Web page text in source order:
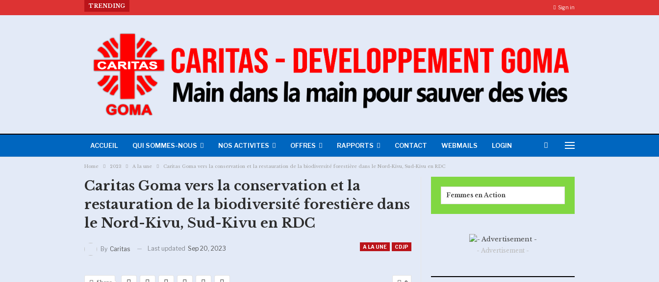
Sign in
TRENDING
ACCUEIL QUI SOMMES-NOUS NOS ACTIVITES OFFRES RAPPORTS CONTACT WEBMAILS LOGIN
Home 2023 A la une Caritas Goma vers la conservation et la restauration de la biodiversité forestière dans le Nord-Kivu, Sud-Kivu en RDC
Caritas Goma vers la conservation et la
restauration de la biodiversité forestière dans
le Nord-Kivu, Sud-Kivu en RDC
A LA UNE CDJP
By Caritas Last updated Sep 20, 2023
Femmes en Action
- Advertisement -